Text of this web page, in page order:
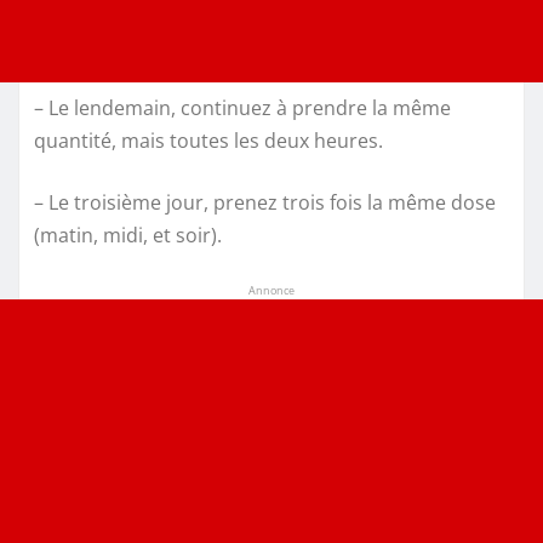
– Le lendemain, continuez à prendre la même
quantité, mais toutes les deux heures.
– Le troisième jour, prenez trois fois la même dose
(matin, midi, et soir).
Annonce